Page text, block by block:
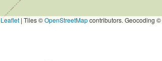
Leaflet | Tiles ©OpenStreetMapcontributors. Geocoding ©